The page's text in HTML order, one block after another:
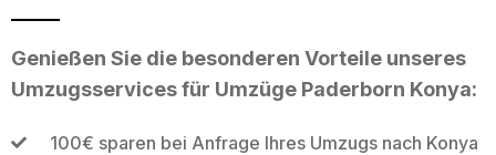
Genießen Sie die besonderen Vorteile unseres
Umzugsservices für Umzüge Paderborn Konya:
100€ sparen bei Anfrage Ihres Umzugs nach Konya